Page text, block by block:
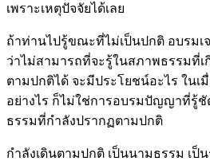
เพราะเหตุปัจจัยได้เลย
ถ้าท่านไปรู้ขณะที่ไม่เป็นปกติ อบรม
ว่าไม่สามารถที่จะรู้ในสภาพธรรมที่เ
ตามปกติได้ จะมีประโยชน์อะไร ในเ
อย่างไร ก็ไม่ใช่การอบรมปัญญาที่รู้
ธรรมที่กำลังปรากฏตามปกติ
กำลังเดินตามปกติ เป็นนามธรรม เป็